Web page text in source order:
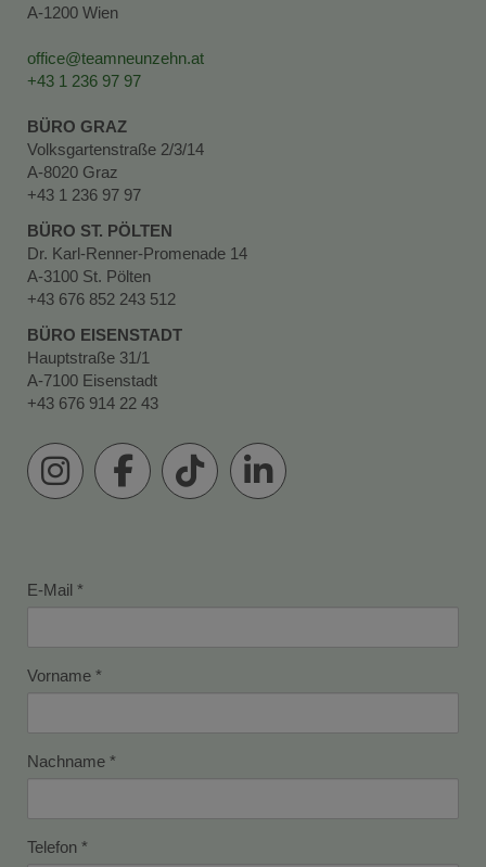
A-1200 Wien
office@teamneunzehn.at
+43 1 236 97 97
BÜRO GRAZ
Volksgartenstraße 2/3/14
A-8020 Graz
+43 1 236 97 97
BÜRO ST. PÖLTEN
Dr. Karl-Renner-Promenade 14
A-3100 St. Pölten
+43 676 852 243 512
BÜRO EISENSTADT
Hauptstraße 31/1
A-7100 Eisenstadt
+43 676 914 22 43
E-Mail
Vorname
Nachname
Telefon